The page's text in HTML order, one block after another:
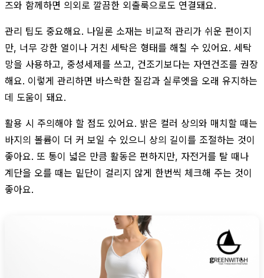
즈와 함께하면 의외로 깔끔한 외출룩으로도 연결돼요.
관리 팁도 중요해요. 나일론 소재는 비교적 관리가 쉬운 편이지
만, 너무 강한 열이나 거친 세탁은 형태를 해칠 수 있어요. 세탁
망을 사용하고, 중성세제를 쓰고, 건조기보다는 자연건조를 권장
해요. 이렇게 관리하면 바스락한 질감과 실루엣을 오래 유지하는
데 도움이 돼요.
활용 시 주의해야 할 점도 있어요. 밝은 컬러 상의와 매치할 때는
바지의 볼륨이 더 커 보일 수 있으니 상의 길이를 조절하는 것이
좋아요. 또 통이 넓은 만큼 활동은 편하지만, 자전거를 탈 때나
계단을 오를 때는 밑단이 걸리지 않게 한번씩 체크해 주는 것이
좋아요.